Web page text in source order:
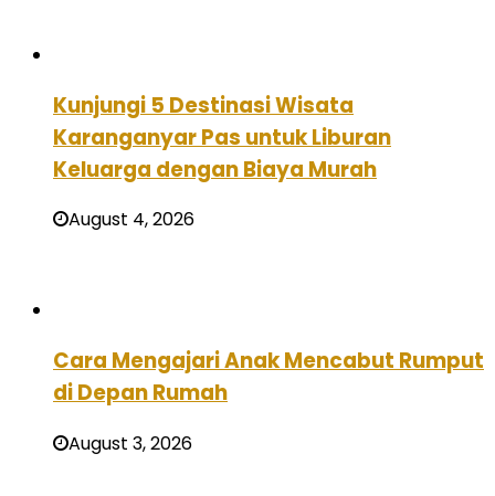
Kunjungi 5 Destinasi Wisata
Karanganyar Pas untuk Liburan
Keluarga dengan Biaya Murah
August 4, 2026
Cara Mengajari Anak Mencabut Rumput
di Depan Rumah
August 3, 2026